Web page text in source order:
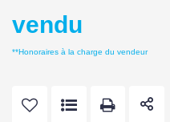
vendu
**Honoraires à la charge du vendeur